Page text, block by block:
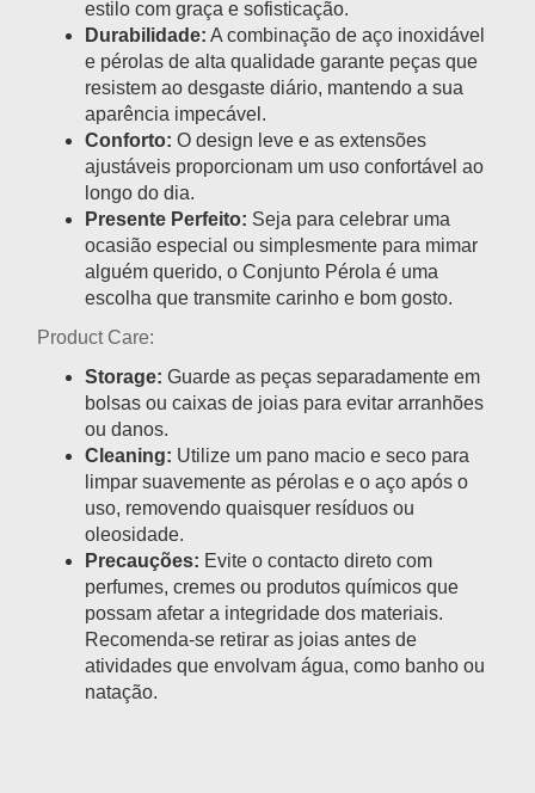
estilo com graça e sofisticação.
Durabilidade: A combinação de aço inoxidável
e pérolas de alta qualidade garante peças que
resistem ao desgaste diário, mantendo a sua
aparência impecável.
Conforto: O design leve e as extensões
ajustáveis proporcionam um uso confortável ao
longo do dia.
Presente Perfeito: Seja para celebrar uma
ocasião especial ou simplesmente para mimar
alguém querido, o Conjunto Pérola é uma
escolha que transmite carinho e bom gosto.
Product Care:
Storage: Guarde as peças separadamente em
bolsas ou caixas de joias para evitar arranhões
ou danos.
Cleaning: Utilize um pano macio e seco para
limpar suavemente as pérolas e o aço após o
uso, removendo quaisquer resíduos ou
oleosidade.
Precauções: Evite o contacto direto com
perfumes, cremes ou produtos químicos que
possam afetar a integridade dos materiais.
Recomenda-se retirar as joias antes de
atividades que envolvam água, como banho ou
natação.